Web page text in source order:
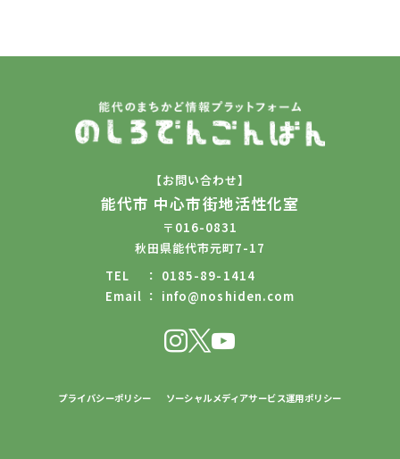
【お問い合わせ】
能代市 中心市街地活性化室
〒016-0831
秋田県能代市元町7-17
TEL
0185-89-1414
Email
info@noshiden.com
プライバシーポリシー ソーシャルメディアサービス運用ポリシー